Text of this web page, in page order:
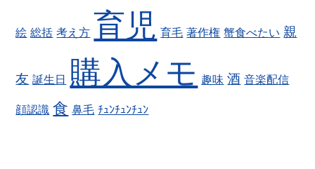
絵 総括 考え方 育児 育毛 著作権 蟹食べたい 親
友 誕生日 購入メモ 趣味 酒 音楽配信
顔認識 食 鼻毛 ﾁｭﾝﾁｭﾝﾁｭﾝ